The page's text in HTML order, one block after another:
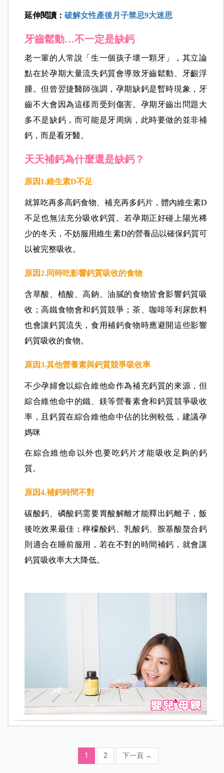
延伸閱讀：破解女性產後月子禁忌9大迷思
牙齒鬆動…不一定是缺鈣
老一輩的人常說「生一個孩子壞一顆牙」，其立論
點在於孕期大量流失鈣質會導致牙齒鬆動、牙齦浮
腫。但曾翌捷醫師強調，孕期缺鈣是暫時現象，牙
齒不大會因為這樣而受到傷害。孕期牙齒出問題大
多不是缺鈣，而可能是牙周病，此時要做的並非補
鈣，而是看牙醫。
天天補鈣為什麼還是缺鈣？
原因1.維生素D不足
就算吃再多高鈣食物、補充再多鈣片，體內維生素D
不足也無法充分吸收鈣質。若孕期正好碰上陽光稀
少的冬天，不妨服用維生素D的營養品以確保鈣質可
以被完整吸收。
原因2.同時吃影響鈣質吸收的食物
含草酸、植酸、高鈉、油膩的食物皆會影響鈣質吸
收；高鐵食物會和鈣質競爭；茶、咖啡等利尿飲料
也會讓鈣質流失，食用補鈣食物時應避開這些影響
鈣質吸收的食物。
原因3.其他營養素與鈣質競爭吸收率
不少孕婦會以綜合維他命作為補充鈣質的來源，但
綜合維他命中的鐵、鎂等營養素會和鈣質競爭吸收
率，且鈣質在綜合維他命中佔的比例較低，建議孕
媽咪
在綜合維他命以外也要吃鈣片才能吸收足夠的鈣
質。
原因4.補鈣時間不對
碳酸鈣、磷酸鈣需要胃酸解離才能釋出鈣離子，飯
後吃效果最佳；檸檬酸鈣、乳酸鈣、胺基酸螯合鈣
則適合在睡前服用，若在不對的時間補鈣，就會讓
鈣質吸收率大大降低。
1 2 下一頁 →